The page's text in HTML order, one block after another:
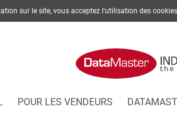
POUR LES VENDEURS
sur le site, vous acceptez l'utilisation des